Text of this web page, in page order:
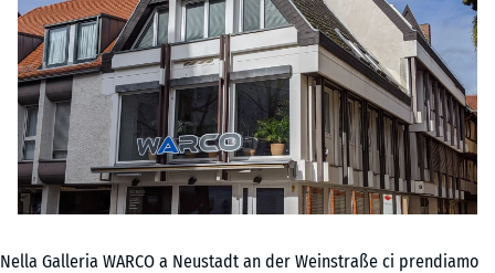
Nella Galleria WARCO a Neustadt an der Weinstraße ci prendiamo